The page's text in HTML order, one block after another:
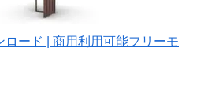
ロード | 商用利用可能フリーモ